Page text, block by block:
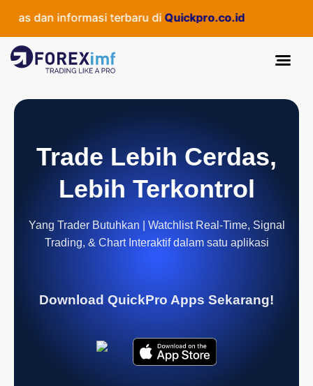
dan informasi terbaru diQuickpro.co.id
Trade Lebih Cerdas,
Lebih Terkontrol
Yang Trader Butuhkan | Watchlist Real-Time, Signal
Trading, & Chart Interaktif dalam satu aplikasi
Download QuickPro Apps Sekarang!